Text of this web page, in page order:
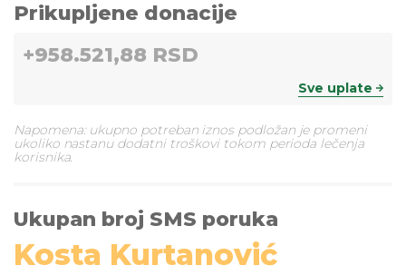
Prikupljene donacije
+958.521,88 RSD
Sve uplate
Napomena: ukupno potreban iznos podložan je promeni
ukoliko nastanu dodatni troškovi tokom perioda lečenja
korisnika.
Ukupan broj SMS poruka
Kosta Kurtanović